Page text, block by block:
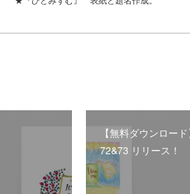
【無料ダウンロー
72&73 リリース！